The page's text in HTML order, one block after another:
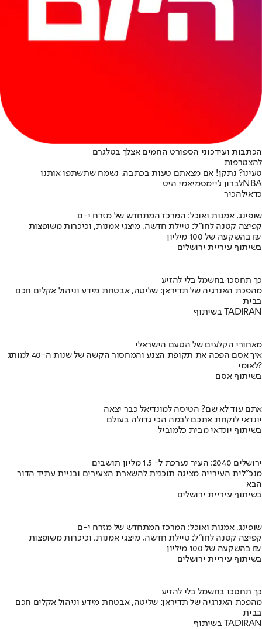
הכתבות ועידכוני הספורט החמים אצלך בטלגרם
להצטרפות
טעינו? נתקן! אם מצאתם טעות בכתבה, נשמח שתשתפו אותנו
NBAלברון ג'יימסמיאמי היט
כדאילהכיר
שופינג, אמנות ואוכל: המרכז המתחדש של מזרח י-ם
קפיצה קטנה לחו"ל: טיילת חדשה, מיצגי אמנות, וכיכרות משופצות
בהשקעה של 100 מיליון ₪
בשיתוף עיריית ירושלים
כך תחסכו בחשמל בלי להזיע
מהפכת האנרגיה של תדיראן: שליטה, אבטחת מידע וניהול אקלים חכם
בבית
בשיתוף TADIRAN
מאחורי הקלעים של הטעם הישראלי
איך אסם הפכה את תקופת הצנע והמחסור הקשה של שנות ה-40 למותג
לאומי?
בשיתוף אסם
אתם עוד לא שם? הטיסה למונדיאל כבר יצאה
יונדאי לוקחת אתכם לבמה הכי גדולה בעולם
בשיתוף יונדאי מבית כלמוביל
ירושלים 2040: העיר נערכת ל- 1.5 מליון תושבים
מנכ"לית העירייה מציגה תוכנית להשארת הצעירים ובניית עתיד הדור
הבא
בשיתוף עיריית ירושלים
שופינג, אמנות ואוכל: המרכז המתחדש של מזרח י-ם
קפיצה קטנה לחו"ל: טיילת חדשה, מיצגי אמנות, וכיכרות משופצות
בהשקעה של 100 מיליון ₪
בשיתוף עיריית ירושלים
כך תחסכו בחשמל בלי להזיע
מהפכת האנרגיה של תדיראן: שליטה, אבטחת מידע וניהול אקלים חכם
בבית
בשיתוף TADIRAN